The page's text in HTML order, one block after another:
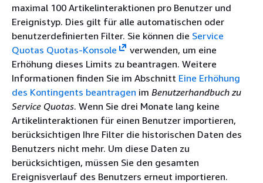
maximal 100 Artikelinteraktionen pro Benutzer und
Ereignistyp. Dies gilt für alle automatischen oder
benutzerdefinierten Filter. Sie können die Service
Quotas Quotas-Konsole
verwenden, um eine
Erhöhung dieses Limits zu beantragen. Weitere
Informationen finden Sie im Abschnitt Eine Erhöhung
des Kontingents beantragen im Benutzerhandbuch zu
Service Quotas. Wenn Sie drei Monate lang keine
Artikelinteraktionen für einen Benutzer importieren,
berücksichtigen Ihre Filter die historischen Daten des
Benutzers nicht mehr. Um diese Daten zu
berücksichtigen, müssen Sie den gesamten
Ereignisverlauf des Benutzers erneut importieren.